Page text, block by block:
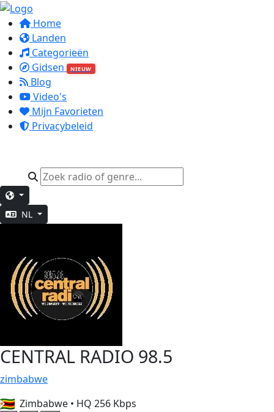
Home
Landen
Categorieën
Gidsen
NIEUW
Blog
Video's
Mijn Favorieten
Privacybeleid
NL
CENTRAL RADIO 98.5
zimbabwe
Zimbabwe • HQ 256 Kbps